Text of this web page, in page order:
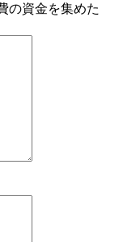
の資金を集めた